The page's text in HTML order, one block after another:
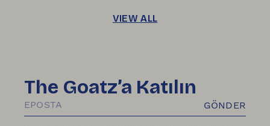
VIEW ALL
The Goatz’a Katılın
GÖNDER